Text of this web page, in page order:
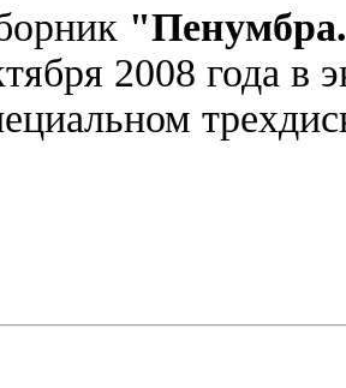
2008 года в